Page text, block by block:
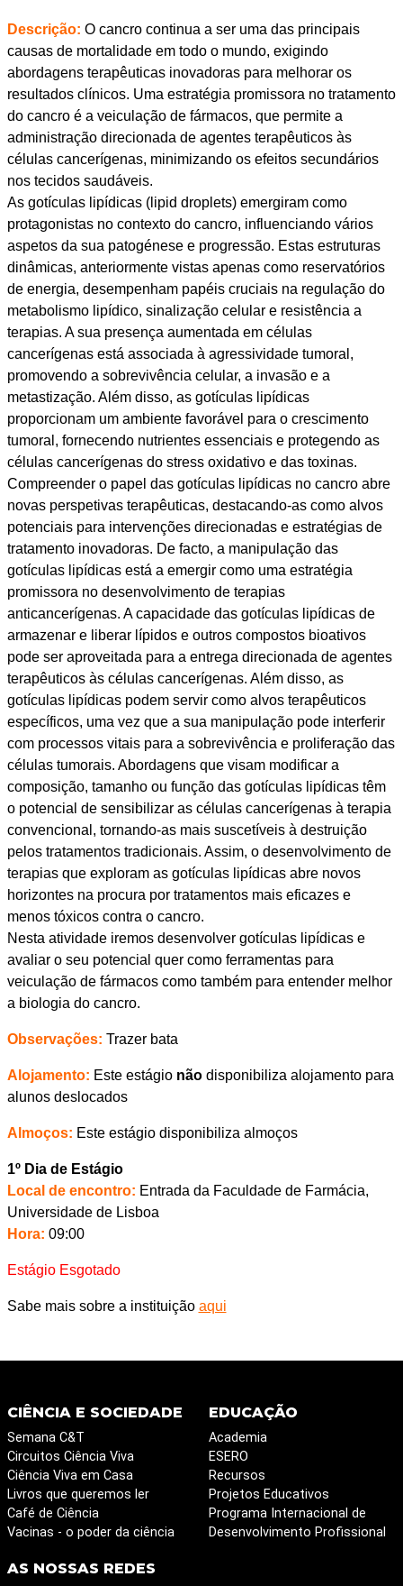
Descrição: O cancro continua a ser uma das principais
causas de mortalidade em todo o mundo, exigindo
abordagens terapêuticas inovadoras para melhorar os
resultados clínicos. Uma estratégia promissora no tratamento
do cancro é a veiculação de fármacos, que permite a
administração direcionada de agentes terapêuticos às
células cancerígenas, minimizando os efeitos secundários
nos tecidos saudáveis.
As gotículas lipídicas (lipid droplets) emergiram como
protagonistas no contexto do cancro, influenciando vários
aspetos da sua patogénese e progressão. Estas estruturas
dinâmicas, anteriormente vistas apenas como reservatórios
de energia, desempenham papéis cruciais na regulação do
metabolismo lipídico, sinalização celular e resistência a
terapias. A sua presença aumentada em células
cancerígenas está associada à agressividade tumoral,
promovendo a sobrevivência celular, a invasão e a
metastização. Além disso, as gotículas lipídicas
proporcionam um ambiente favorável para o crescimento
tumoral, fornecendo nutrientes essenciais e protegendo as
células cancerígenas do stress oxidativo e das toxinas.
Compreender o papel das gotículas lipídicas no cancro abre
novas perspetivas terapêuticas, destacando-as como alvos
potenciais para intervenções direcionadas e estratégias de
tratamento inovadoras. De facto, a manipulação das
gotículas lipídicas está a emergir como uma estratégia
promissora no desenvolvimento de terapias
anticancerígenas. A capacidade das gotículas lipídicas de
armazenar e liberar lípidos e outros compostos bioativos
pode ser aproveitada para a entrega direcionada de agentes
terapêuticos às células cancerígenas. Além disso, as
gotículas lipídicas podem servir como alvos terapêuticos
específicos, uma vez que a sua manipulação pode interferir
com processos vitais para a sobrevivência e proliferação das
células tumorais. Abordagens que visam modificar a
composição, tamanho ou função das gotículas lipídicas têm
o potencial de sensibilizar as células cancerígenas à terapia
convencional, tornando-as mais suscetíveis à destruição
pelos tratamentos tradicionais. Assim, o desenvolvimento de
terapias que exploram as gotículas lipídicas abre novos
horizontes na procura por tratamentos mais eficazes e
menos tóxicos contra o cancro.
Nesta atividade iremos desenvolver gotículas lipídicas e
avaliar o seu potencial quer como ferramentas para
veiculação de fármacos como também para entender melhor
a biologia do cancro.
Observações: Trazer bata
Alojamento: Este estágio nãodisponibiliza alojamento para
alunos deslocados
Almoços: Este estágio disponibiliza almoços
1º Dia de Estágio
Local de encontro: Entrada da Faculdade de Farmácia,
Universidade de Lisboa
Hora: 09:00
Estágio Esgotado
Sabe mais sobre a instituição aqui
CIÊNCIA E SOCIEDADE
Semana C&T
Circuitos Ciência Viva
Ciência Viva em Casa
Livros que queremos ler
Café de Ciência
Vacinas - o poder da ciência
EDUCAÇÃO
Academia
ESERO
Recursos
Projetos Educativos
Programa Internacional de
Desenvolvimento Profissional
AS NOSSAS REDES